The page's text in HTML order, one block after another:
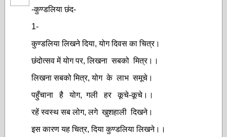
-कुण्डलिया छंद-
1-
कुण्डलिया लिखने दिया, योग दिवस का चित्र।
छंदोत्सव में योग पर, लिखना सबको मित्र।।
लिखना सबको मित्र, योग के लाभ समूचे।
पहुँचाना है योग, गली हर कूचे-कूचे।।
रहें स्वस्थ सब लोग, लगे खुशहाली दिखने।
इस कारण यह चित्र, दिया कुण्डलिया लिखने।।